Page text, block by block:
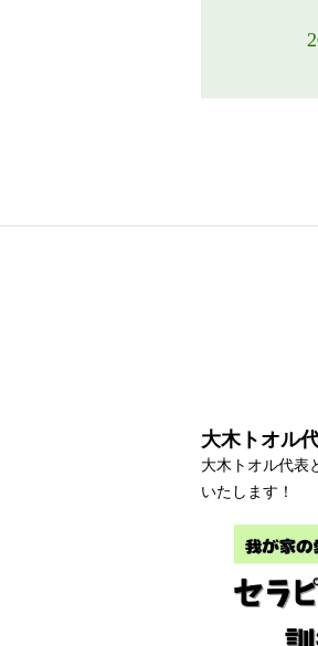
大木トオル
大木トオル代表
いたします！